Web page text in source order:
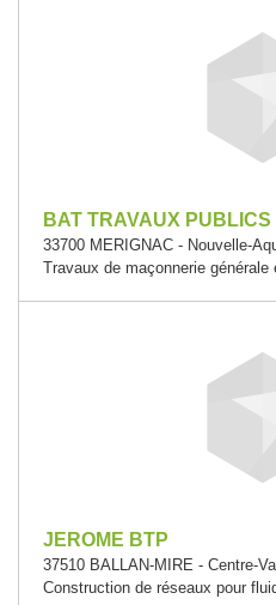
BAT TRAVAUX
33700 MERIGNAC - Nouvelle-
Travaux de maçonnerie
JEROME BTP
37510 BALLAN-MIRE - Centre-
Construction de réseaux pour